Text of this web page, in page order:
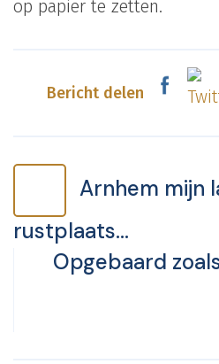
op papier te zetten.
Bericht delen
Bericht
navigatie
Arnhem mijn
rustplaats…
Opgebaard